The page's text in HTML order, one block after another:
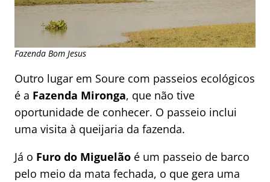
Fazenda Bom Jesus
Outro lugar em Soure com passeios ecológicos
é a Fazenda Mironga, que não tive
oportunidade de conhecer. O passeio inclui
uma visita à queijaria da fazenda.
Já o Furo do Miguelão é um passeio de barco
pelo meio da mata fechada, o que gera uma